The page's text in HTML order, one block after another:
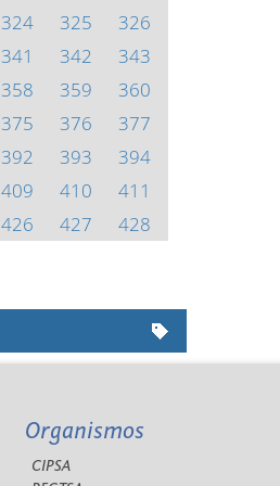
324 325
326
341 342
343
358 359
360
375 376
377
392 393
394
409 410
411
426 427
428
Organismos
CIPSA